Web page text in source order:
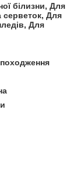
білизни, Для
серветок, Для
Для